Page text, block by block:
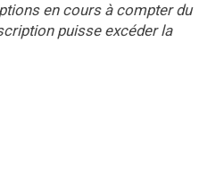
en cours à compter du
puisse excéder la